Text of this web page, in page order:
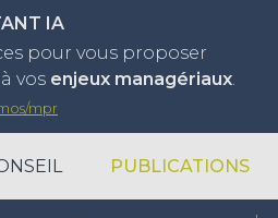
IA
pour vous proposer
vos enjeux managériaux.
mpr
PUBLICATIONS